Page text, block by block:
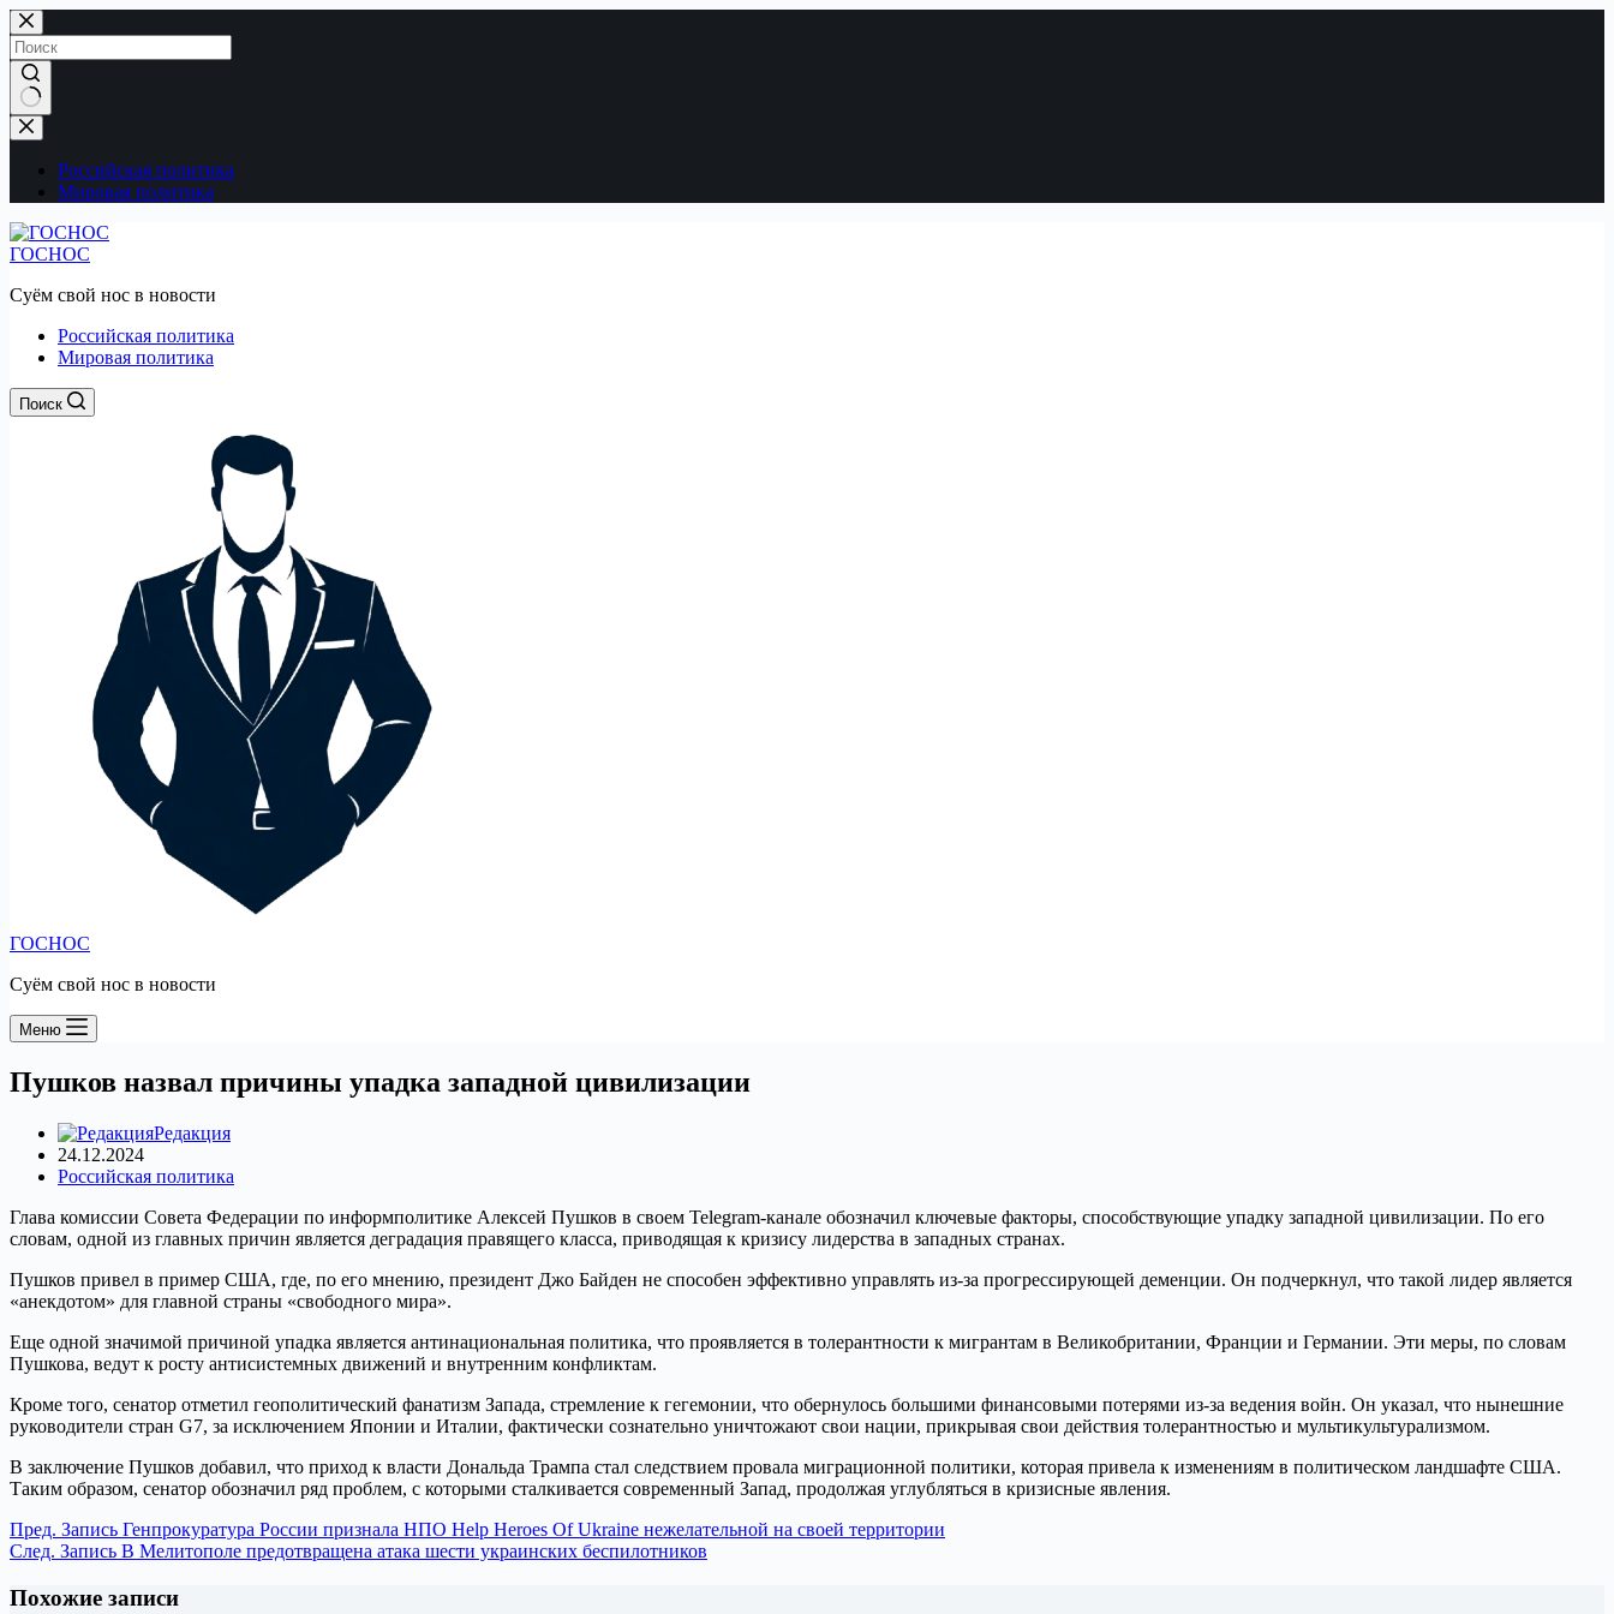
Перейти
к
сути
Ничего
не
найденоРоссийская политика
Мировая политика
ГОСНОС
Суём свой нос в новости
Российская политика
Мировая политика
Поиск
ГОСНОС
Суём свой нос в новости
Меню
Пушков назвал причины упадка западной цивилизации
Редакция
24.12.2024
Российская политика
Глава комиссии Совета Федерации по информполитике Алексей Пушков в своем Telegram-канале обозначил ключевые факторы, способствующие упадку западной цивилизации. По его
словам, одной из главных причин является деградация правящего класса, приводящая к кризису лидерства в западных странах.
Пушков привел в пример США, где, по его мнению, президент Джо Байден не способен эффективно управлять из-за прогрессирующей деменции. Он подчеркнул, что такой лидер является
«анекдотом» для главной страны «свободного мира».
Еще одной значимой причиной упадка является антинациональная политика, что проявляется в толерантности к мигрантам в Великобритании, Франции и Германии. Эти меры, по словам
Пушкова, ведут к росту антисистемных движений и внутренним конфликтам.
Кроме того, сенатор отметил геополитический фанатизм Запада, стремление к гегемонии, что обернулось большими финансовыми потерями из-за ведения войн. Он указал, что нынешние
руководители стран G7, за исключением Японии и Италии, фактически сознательно уничтожают свои нации, прикрывая свои действия толерантностью и мультикультурализмом.
В заключение Пушков добавил, что приход к власти Дональда Трампа стал следствием провала миграционной политики, которая привела к изменениям в политическом ландшафте США.
Таким образом, сенатор обозначил ряд проблем, с которыми сталкивается современный Запад, продолжая углубляться в кризисные явления.
Пред. Запись Генпрокуратура России признала НПО Help Heroes Of Ukraine нежелательной на своей территории
След. Запись В Мелитополе предотвращена атака шести украинских беспилотников
Похожие записи